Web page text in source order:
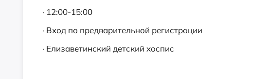
· 12:00-15:00
· Вход по предварительной регистрации
· Елизаветинский детский хоспис